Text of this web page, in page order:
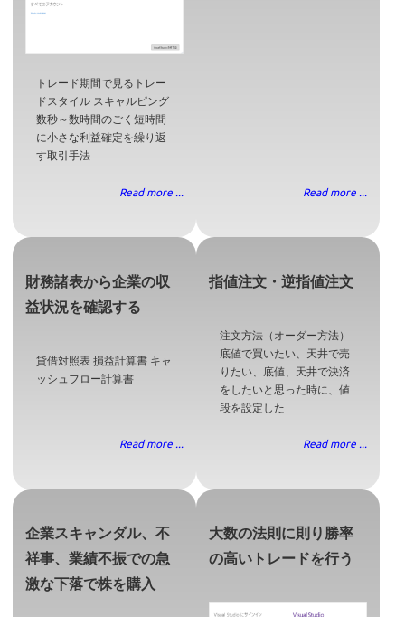
トレード期間で見るトレー
ドスタイル スキャルピング
数秒～数時間のごく短時間
に小さな利益確定を繰り返
す取引手法
Read more ... Read more ...
財務諸表から企業の収
益状況を確認する
貸借対照表 損益計算書 キャ
ッシュフロー計算書
Read more ...
指値注文・逆指値注文
注文方法（オーダー方法）
底値で買いたい、天井で売
りたい、底値、天井で決済
をしたいと思った時に、値
段を設定した
Read more ...
企業スキャンダル、不
祥事、業績不振での急
激な下落で株を購入
大数の法則に則り勝率
の高いトレードを行う